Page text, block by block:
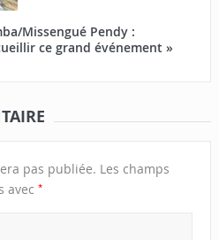
Missengué Pendy :
ce grand événement »
pas publiée. Les champs
avec *